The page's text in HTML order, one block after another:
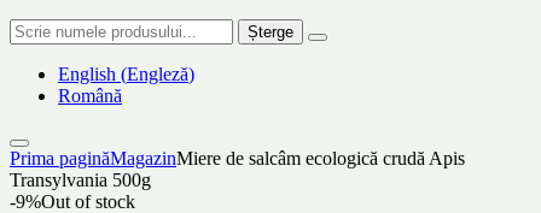
Șterge
English (Engleză)
Română
Prima paginăMagazinMiere de salcâm ecologică crudă Apis
Transylvania 500g
-9%Out of stock